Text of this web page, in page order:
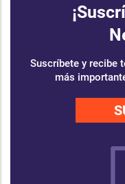
Suscríbete y recibe
más